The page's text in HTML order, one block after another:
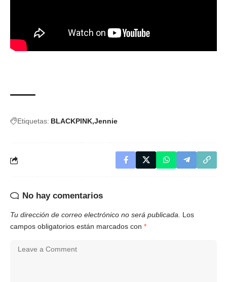
Etiquetas: BLACKPINK Jennie
No hay comentarios
Tu dirección de correo electrónico no será publicada.
Los
campos obligatorios están marcados con *